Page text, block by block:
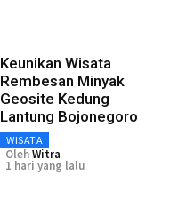
Keunikan Wisata
Rembesan Minyak
Geosite Kedung
Lantung Bojonegoro
WISATA
OlehWitra
1 hari yang lalu